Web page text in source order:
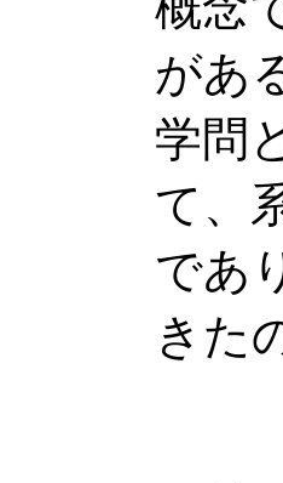
があ
学問
て、
であ
きた